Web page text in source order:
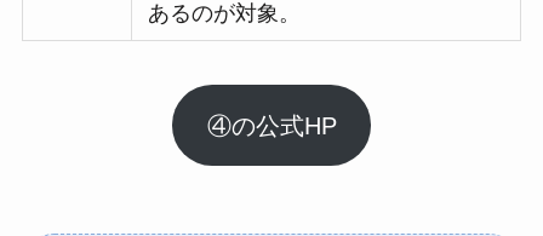
あるのが対象。
④の公式HP